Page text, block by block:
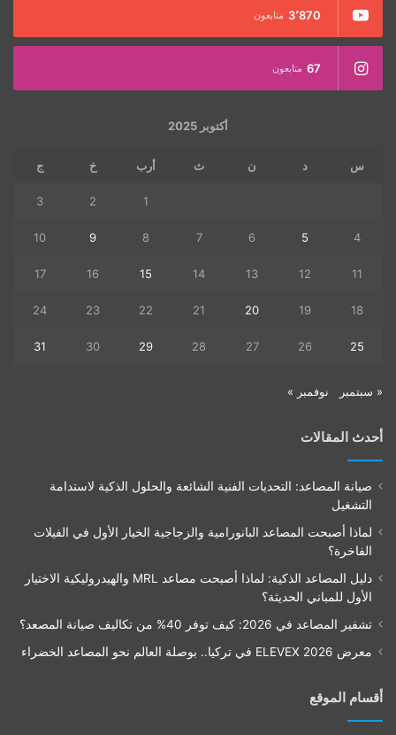
3٬870 متابعون
67 متابعون
أكتوبر 2025
س د ن ث أرب خ ج
1
2
3
4
5
6
7
8
9
10
11
12
13
14
15
16
17
18
19
20
21
22
23
24
25
26
27
28
29
30
31
« سبتمبر نوفمبر »
أحدث المقالات
صيانة المصاعد: التحديات الفنية الشائعة والحلول الذكية لاستدامة
التشغيل
لماذا أصبحت المصاعد البانورامية والزجاجية الخيار الأول في الفيلات
الفاخرة؟
دليل المصاعد الذكية: لماذا أصبحت مصاعد MRL والهيدروليكية الاختيار
الأول للمباني الحديثة؟
تشفير المصاعد في 2026: كيف توفر 40% من تكاليف صيانة المصعد؟
معرض ELEVEX 2026 في تركيا.. بوصلة العالم نحو المصاعد الخضراء
أقسام الموقع